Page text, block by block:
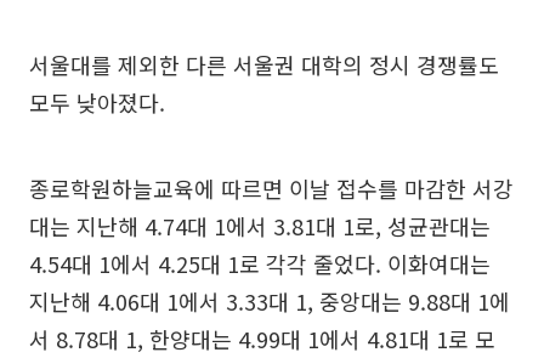
서울대를 제외한 다른 서울권 대학의 정시 경쟁률도
모두 낮아졌다.
종로학원하늘교육에 따르면 이날 접수를 마감한 서강
대는 지난해 4.74대 1에서 3.81대 1로, 성균관대는
4.54대 1에서 4.25대 1로 각각 줄었다. 이화여대는
지난해 4.06대 1에서 3.33대 1, 중앙대는 9.88대 1에
서 8.78대 1, 한양대는 4.99대 1에서 4.81대 1로 모